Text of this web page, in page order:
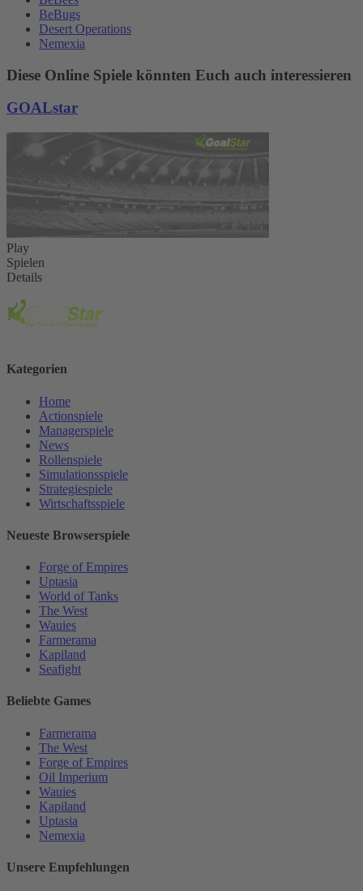
BeBugs
Desert Operations
Nemexia
Diese Online Spiele könnten Euch auch interessieren
GOALstar
Play
Spielen
Details
Kategorien
Home
Actionspiele
Managerspiele
News
Rollenspiele
Simulationsspiele
Strategiespiele
Wirtschaftsspiele
Neueste Browserspiele
Forge of Empires
Uptasia
World of Tanks
The West
Wauies
Farmerama
Kapiland
Seafight
Beliebte Games
Farmerama
The West
Forge of Empires
Oil Imperium
Wauies
Kapiland
Uptasia
Nemexia
Unsere Empfehlungen